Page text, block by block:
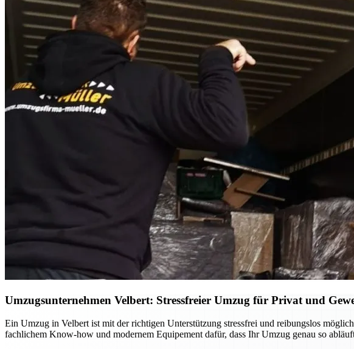
Umzugsunternehmen Velbert: Stressfreier Umzug für Privat und
Ein Umzug in Velbert ist mit der richtigen Unterstützung stressfrei und reibungslos
fachlichem Know-how und modernem Equipement dafür, dass Ihr Umzug genau so